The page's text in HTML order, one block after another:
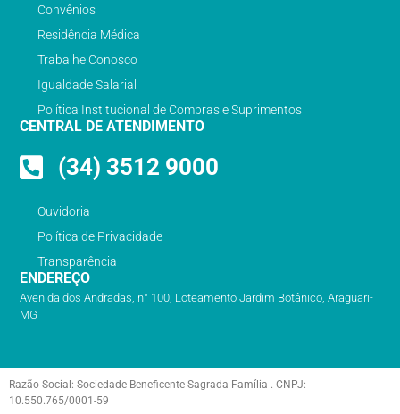
Convênios
Residência Médica
Trabalhe Conosco
Igualdade Salarial
Política Institucional de Compras e Suprimentos
CENTRAL DE ATENDIMENTO
(34) 3512 9000
Ouvidoria
Política de Privacidade
Transparência
ENDEREÇO
Avenida dos Andradas, n° 100, Loteamento Jardim Botânico, Araguari-
MG
Razão Social: Sociedade Beneficente Sagrada Família . CNPJ:
10.550.765/0001-59